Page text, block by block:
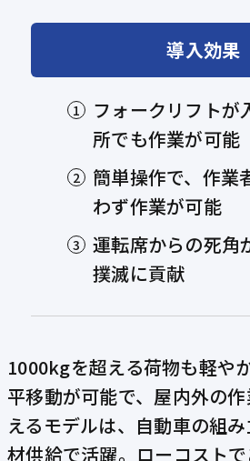
導入効果
フォークリフトが
所でも作業が可能
簡単操作で、作業
わず作業が可能
運転席からの死角
撲滅に貢献
1000kgを超える荷物も軽や
平移動が可能で、屋内外の
えるモデルは、自動車の組
材供給で活躍。ローコスト